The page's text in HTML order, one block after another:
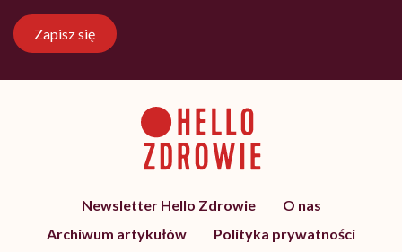
Zapisz się
Newsletter Hello Zdrowie
O nas
Archiwum artykułów
Polityka prywatności